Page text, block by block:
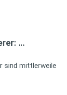
…
sind mittlerweile